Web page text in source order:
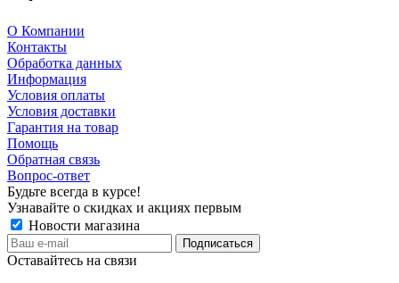
О Компании
Контакты
Обработка данных
Информация
Условия оплаты
Условия доставки
Гарантия на товар
Помощь
Обратная связь
Вопрос-ответ
Будьте всегда в курсе!
Узнавайте о скидках и акциях первым
Новости магазина
Оставайтесь на связи